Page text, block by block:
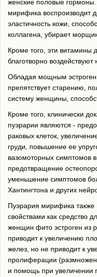
женские половые гормоны.
мирифика воспроизводит
эластичность кожи,
коллагена, убирает
Кроме того, эти витамины
благотворно воздействуют
Обладая мощным
препятствует старению,
систему женщины,
Кроме того, клинически
пуэрарии являются -
раковых клеток,
груди, повышение ее
вазомоторных симптомов
предотвращение
уменьшение симптомов
Хантингтона и других
Пуэрария мирифика
свойствами как средство
женщин фито эстроген из
приводит к увеличению
желез, но не приводит к
пролиферации
и помощь при увеличении